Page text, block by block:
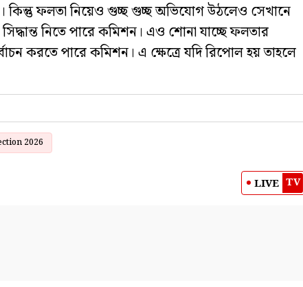
কিন্তু ফলতা নিয়েও গুচ্ছ গুচ্ছ অভিযোগ উঠলেও সেখানে
নিতে পারে কমিশন। এও শোনা যাচ্ছে ফলতার
করতে পারে কমিশন। এ ক্ষেত্রে যদি রিপোল হয় তাহলে
2026
LIVE TV